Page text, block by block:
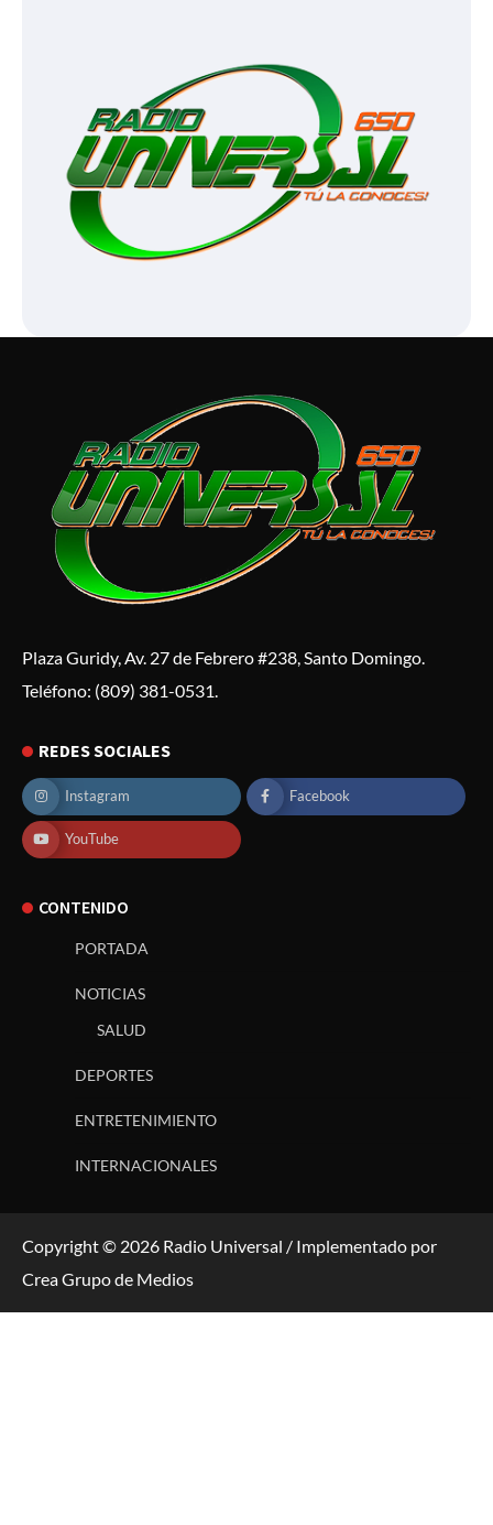
Plaza Guridy, Av. 27 de Febrero #238, Santo Domingo.
Teléfono: (809) 381-0531.
REDES SOCIALES
Instagram Facebook
YouTube
CONTENIDO
PORTADA
NOTICIAS
SALUD
DEPORTES
ENTRETENIMIENTO
INTERNACIONALES
Copyright © 2026 Radio Universal / Implementado por
Crea Grupo de Medios